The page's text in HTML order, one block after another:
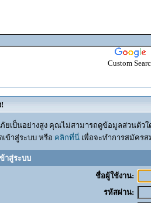
Custom
ยเป็นอย่างสูง คุณไม่สามารถดูข้อมูลส่วนตัว
เข้าสู่ระบบ หรือ คลิกที่นี่เพื่อจะทำการสมัครส
าสู่ระบบ
ชื่อผู้ใช้งาน:
รหัสผ่าน: